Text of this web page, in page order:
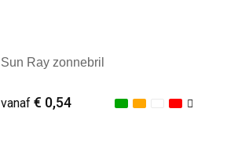
Sun Ray zonnebril
vanaf € 0,54